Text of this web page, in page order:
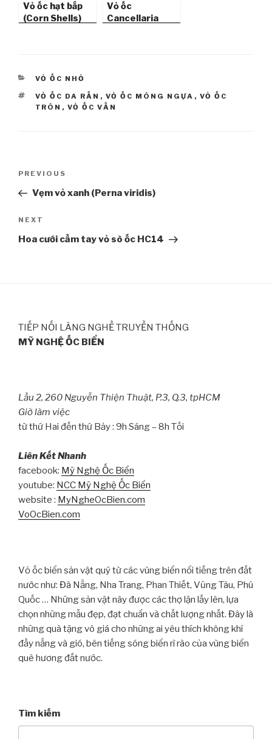
Vỏ ốc hạt bắp
(Corn Shells)
Vỏ ốc
Cancellaria
CATEGORIES
VỎ ỐC NHỎ
TAGS
VỎ ỐC DA RẮN , VỎ ỐC MÓNG NGỰA , VỎ ỐC
TRÒN , VỎ ỐC VẰN
Post
navigation
Previous
Post
PREVIOUS
Vẹm vỏ xanh (Perna viridis)
Next
Post
NEXT
Hoa cưới cầm tay vỏ sò ốc HC14
TIẾP NỐI LÀNG NGHỀ TRUYỀN THỐNG
MỸ NGHỆ ỐC BIỂN
Lầu 2, 260 Nguyễn Thiện Thuật, P.3, Q.3, tpHCM
Giờ làm việc
từ thứ Hai đến thứ Bảy : 9h Sáng – 8h Tối
Liên Kết Nhanh
facebook: Mỹ Nghệ Ốc Biển
youtube: NCC Mỹ Nghệ Ốc Biển
website : MyNgheOcBien.com
VoOcBien.com
Vỏ ốc biển sản vật quý từ các vùng biển nổi tiếng trên đất
nước như: Đà Nẵng, Nha Trang, Phan Thiết, Vũng Tàu, Phú
Quốc … Những sản vật này được các thợ lặn lấy lên, lựa
chọn những mẫu đẹp, đạt chuẩn và chất lượng nhất. Đây là
những quà tặng vô giá cho những ai yêu thích không khí
đầy nắng và gió, bên tiếng sóng biển rì rào của vùng biển
quê hương đất nước.
Tìm kiếm